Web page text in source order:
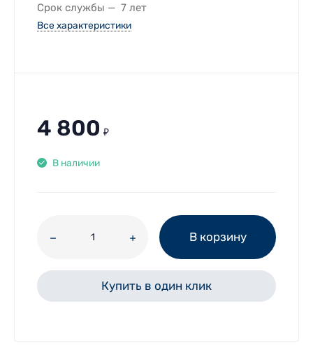
Срок службы
7 лет
Все характеристики
4 800 ₽
В наличии
В корзину
Купить в один клик